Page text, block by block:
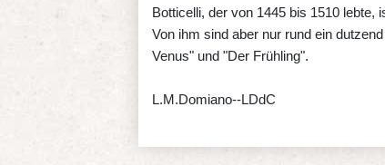
Botticelli, der von 1445 bis 1510 lebte,
Von ihm sind aber nur rund ein
Venus" und "Der Frühling".
L.M.Domiano--LDdC